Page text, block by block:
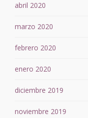
abril 2020
marzo 2020
febrero 2020
enero 2020
diciembre 2019
noviembre 2019